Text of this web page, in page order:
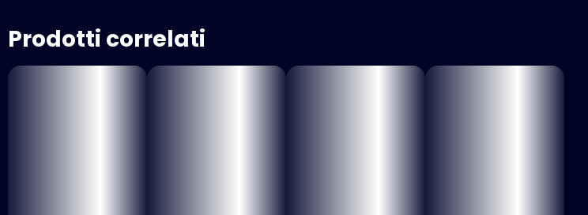
Prodotti correlati